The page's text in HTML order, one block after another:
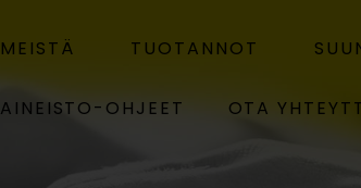
MEISTÄ TUOTANNOT
AINEISTO-OHJEET OTA